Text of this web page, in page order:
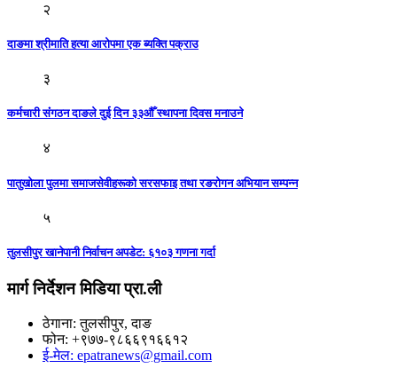
२
दाङमा श्रीमाति हत्या आरोपमा एक ब्यक्ति पक्राउ
३
कर्मचारी संंगठन दाङले दुई दिन ३३औँ स्थापना दिवस मनाउने
४
पातुखोला पुलमा समाजसेवीहरूको सरसफाइ तथा रङरोगन अभियान सम्पन्न
५
तुलसीपुर खानेपानी निर्वाचन अपडेट: ६१०३ गणना गर्दा
मार्ग निर्देशन मिडिया प्रा.ली
ठेगाना: तुलसीपुर, दाङ
फोन: +९७७-९८६६९१६६१२
ई-मेल: epatranews@gmail.com